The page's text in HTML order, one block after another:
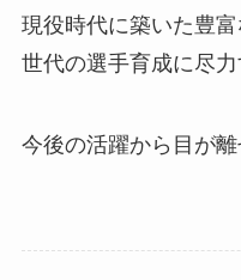
現役時代に築いた豊
世代の選手育成に尽力
今後の活躍から目が